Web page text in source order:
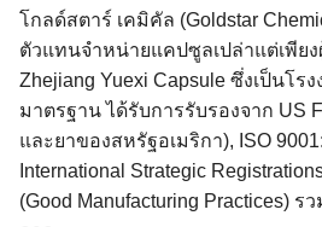
โกลด์สตาร์ เคมิคัล (Goldstar
ตัวแทนจำหน่ายแคปซูลเปล่าแต่เพีย
Zhejiang Yuexi Capsule ซึ่งเป็นโร
มาตรฐาน ได้รับการรับรองจาก US
และยาของสหรัฐอเมริกา), ISO
International Strategic
(Good Manufacturing Practices) ร